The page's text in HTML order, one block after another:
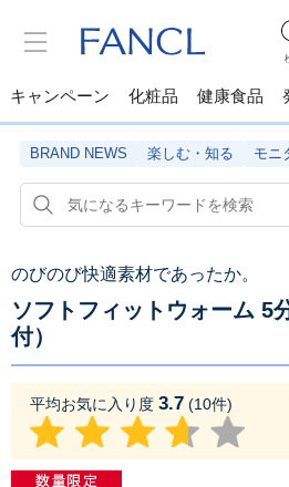
キャンペーン 化粧品 健康食品
BRAND NEWS 楽しむ・知る モニ
のびのび快適素材であったか。
ソフトフィットウォーム 5
付）
平均お気に入り度 3.7 (10件)